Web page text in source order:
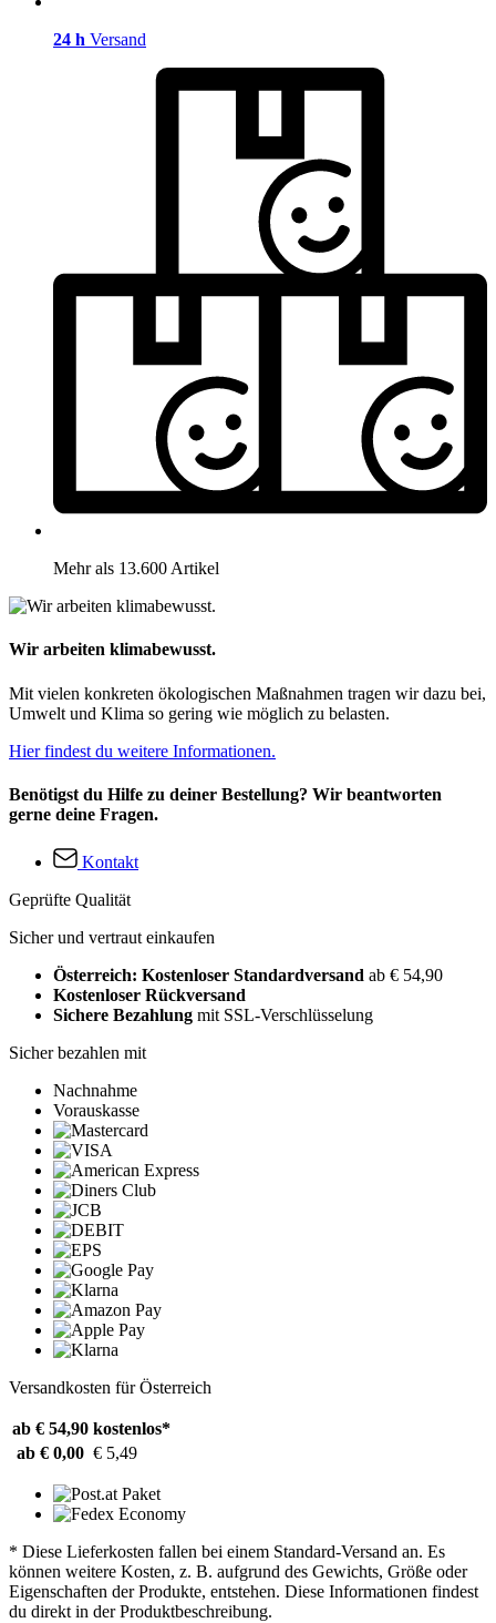
24 h Versand
Mehr als 13.600 Artikel
Wir arbeiten klimabewusst.
Mit vielen konkreten ökologischen Maßnahmen tragen wir dazu bei,
Umwelt und Klima so gering wie möglich zu belasten.
Hier findest du weitere Informationen.
Benötigst du Hilfe zu deiner Bestellung? Wir beantworten
gerne deine Fragen.
Kontakt
Geprüfte Qualität
Sicher und vertraut einkaufen
Österreich: Kostenloser Standardversand ab € 54,90
Kostenloser Rückversand
Sichere Bezahlung mit SSL-Verschlüsselung
Sicher bezahlen mit
Nachnahme
Vorauskasse
Versandkosten für Österreich
ab € 54,90 kostenlos*
ab € 0,00 € 5,49
* Diese Lieferkosten fallen bei einem Standard-Versand an. Es
können weitere Kosten, z. B. aufgrund des Gewichts, Größe oder
Eigenschaften der Produkte, entstehen. Diese Informationen findest
du direkt in der Produktbeschreibung.